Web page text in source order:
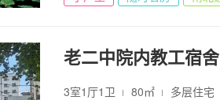
老二中院内教工宿舍
3室1厅1卫 80㎡
多层住宅